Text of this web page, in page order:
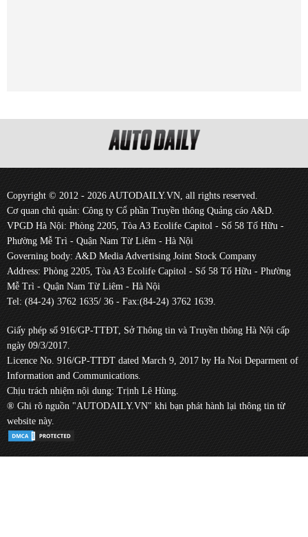
Copyright © 2012 - 2026 AUTODAILY.VN, all rights reserved.
Cơ quan chủ quản: Công ty Cổ phần Truyền thông Quảng cáo A&D.
VPGD Hà Nội: Phòng 2205, Tòa A3 Ecolife Capitol - Số 58 Tố Hữu -
Phường Mễ Trì - Quận Nam Từ Liêm - Hà Nội
Governing body: A&D Media Advertising Joint Stock Company
Address: Phòng 2205, Tòa A3 Ecolife Capitol - Số 58 Tố Hữu - Phường
Mễ Trì - Quận Nam Từ Liêm - Hà Nội
Tel: (84-24) 3762 1635/ 36 - Fax:(84-24) 3762 1639.
Giấy phép số 916/GP-TTĐT, Sở Thông tin và Truyền thông Hà Nội cấp
ngày 09/3/2017.
Licence No. 916/GP-TTĐT dated March 9, 2017 by Ha Noi Deparment of
Information and Communications.
Chịu trách nhiệm nội dung: Trịnh Lê Hùng.
® Ghi rõ nguồn "AUTODAILY.VN" khi bạn phát hành lại thông tin từ
website này.